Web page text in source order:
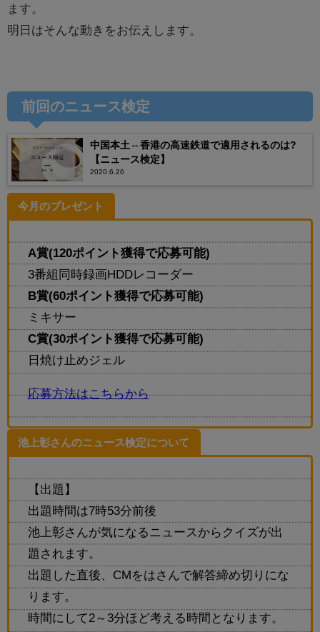
ます。
明日はそんな動きをお伝えします。
前回のニュース検定
中国本土⇔香港の高速鉄道で適用されるのは?
【ニュース検定】
2020.6.26
今月のプレゼント
A賞(120ポイント獲得で応募可能)
3番組同時録画HDDレコーダー
B賞(60ポイント獲得で応募可能)
ミキサー
C賞(30ポイント獲得で応募可能)
日焼け止めジェル
応募方法はこちらから
池上彰さんのニュース検定について
【出題】
出題時間は7時53分前後
池上彰さんが気になるニュースからクイズが出
題されます。
出題した直後、CMをはさんで解答締め切りにな
ります。
時間にして2～3分ほど考える時間となります。